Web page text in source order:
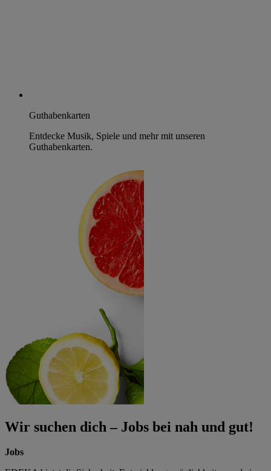
Guthabenkarten
Entdecke Musik, Spiele und mehr mit unseren
Guthabenkarten.
Wir suchen dich – Jobs bei nah und gut!
Jobs